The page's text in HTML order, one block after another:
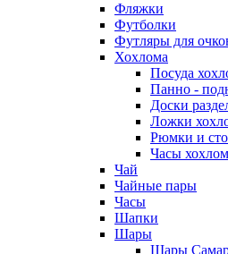
Фляжки
Футболки
Футляры для
Хохлома
Посуда
Панно -
Доски
Ложки
Рюмки и
Часы
Чай
Чайные пары
Часы
Шапки
Шары
Шары